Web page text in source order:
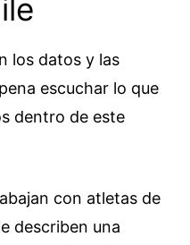
los datos y las
escuchar lo que
dentro de este
con atletas de
describen una